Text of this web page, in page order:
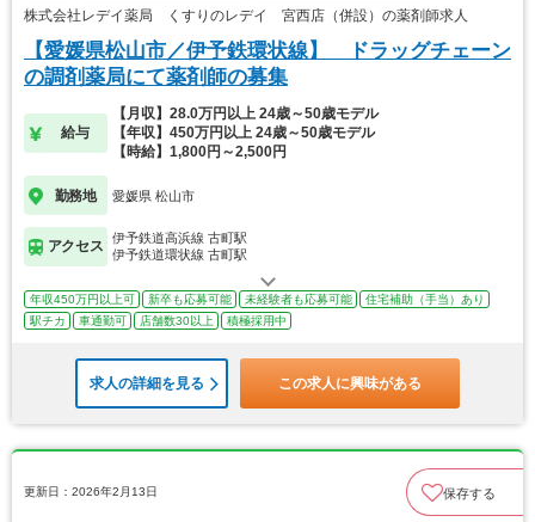
株式会社レデイ薬局 くすりのレデイ 宮西店（併設）の薬剤師求人
【愛媛県松山市／伊予鉄環状線】 ドラッグチェーン
の調剤薬局にて薬剤師の募集
給与
【月収】28.0万円以上 24歳～50歳モデル
【年収】450万円以上 24歳～50歳モデル
【時給】1,800円～2,500円
勤務地 愛媛県 松山市
アクセス
伊予鉄道高浜線 古町駅
伊予鉄道環状線 古町駅
年収450万円以上可 新卒も応募可能 未経験者も応募可能
住宅補助（手当）あり
駅チカ
車通勤可 店舗数30以上 積極採用中
求人の詳細を見る この求人に興味がある
更新日：2026年2月13日 保存する